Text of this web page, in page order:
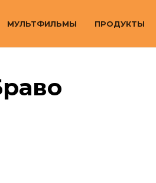
МУЛЬТФИЛЬМЫ ПРОДУКТЫ